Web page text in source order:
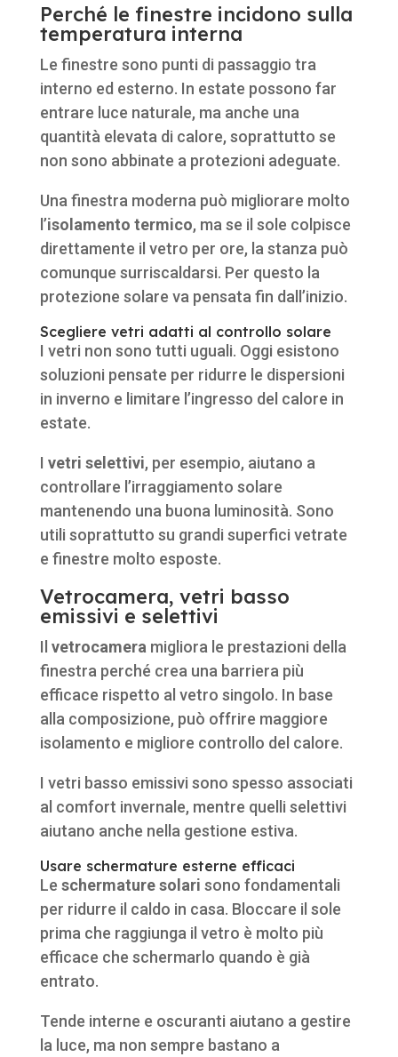
Perché le finestre incidono sulla
temperatura interna
Le finestre sono punti di passaggio tra
interno ed esterno. In estate possono far
entrare luce naturale, ma anche una
quantità elevata di calore, soprattutto se
non sono abbinate a protezioni adeguate.
Una finestra moderna può migliorare molto
l’isolamento termico, ma se il sole colpisce
direttamente il vetro per ore, la stanza può
comunque surriscaldarsi. Per questo la
protezione solare va pensata fin dall’inizio.
Scegliere vetri adatti al controllo solare
I vetri non sono tutti uguali. Oggi esistono
soluzioni pensate per ridurre le dispersioni
in inverno e limitare l’ingresso del calore in
estate.
I vetri selettivi, per esempio, aiutano a
controllare l’irraggiamento solare
mantenendo una buona luminosità. Sono
utili soprattutto su grandi superfici vetrate
e finestre molto esposte.
Vetrocamera, vetri basso
emissivi e selettivi
Il vetrocamera migliora le prestazioni della
finestra perché crea una barriera più
efficace rispetto al vetro singolo. In base
alla composizione, può offrire maggiore
isolamento e migliore controllo del calore.
I vetri basso emissivi sono spesso associati
al comfort invernale, mentre quelli selettivi
aiutano anche nella gestione estiva.
Usare schermature esterne efficaci
Le schermature solari sono fondamentali
per ridurre il caldo in casa. Bloccare il sole
prima che raggiunga il vetro è molto più
efficace che schermarlo quando è già
entrato.
Tende interne e oscuranti aiutano a gestire
la luce, ma non sempre bastano a